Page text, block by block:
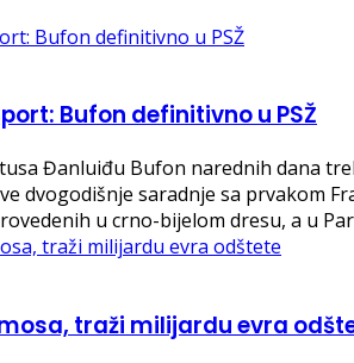
Bufon definitivno u PSŽ
Đanluiđu Bufon narednih dana
dvogodišnje saradnje sa prvakom
u crno-bijelom dresu, a u
traži milijardu evra